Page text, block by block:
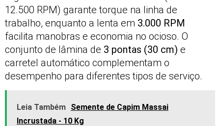
12.500 RPM) garante torque na linha de
trabalho, enquanto a lenta em 3.000 RPM
facilita manobras e economia no ocioso. O
conjunto de lâmina de 3 pontas (30 cm) e
carretel automático complementam o
desempenho para diferentes tipos de serviço.
Leia Também Semente de Capim Massai
Incrustada - 10 Kg